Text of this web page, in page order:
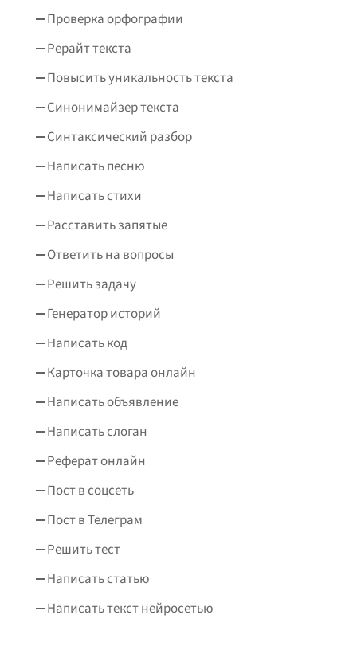
Проверка орфографии
Рерайт текста
Повысить уникальность текста
Синонимайзер текста
Синтаксический разбор
Написать песню
Написать стихи
Расставить запятые
Ответить на вопросы
Решить задачу
Генератор историй
Написать код
Карточка товара онлайн
Написать объявление
Написать слоган
Реферат онлайн
Пост в соцсеть
Пост в Телеграм
Решить тест
Написать статью
Написать текст нейросетью